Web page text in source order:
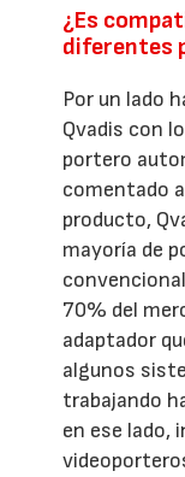
¿Es
diferentes
Por un lado
Qvadis con
portero
comentado
producto,
mayoría de
70% del
adaptador
algunos
trabajando
en ese lado,